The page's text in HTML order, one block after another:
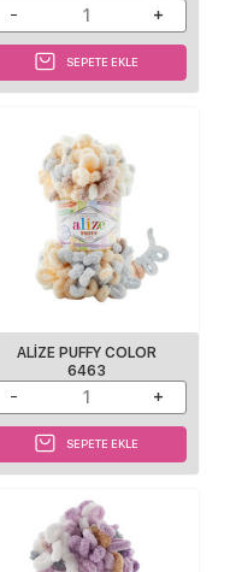
SEPETE EKLE
ALIZE PUFFY COLOR
6463
SEPETE EKLE